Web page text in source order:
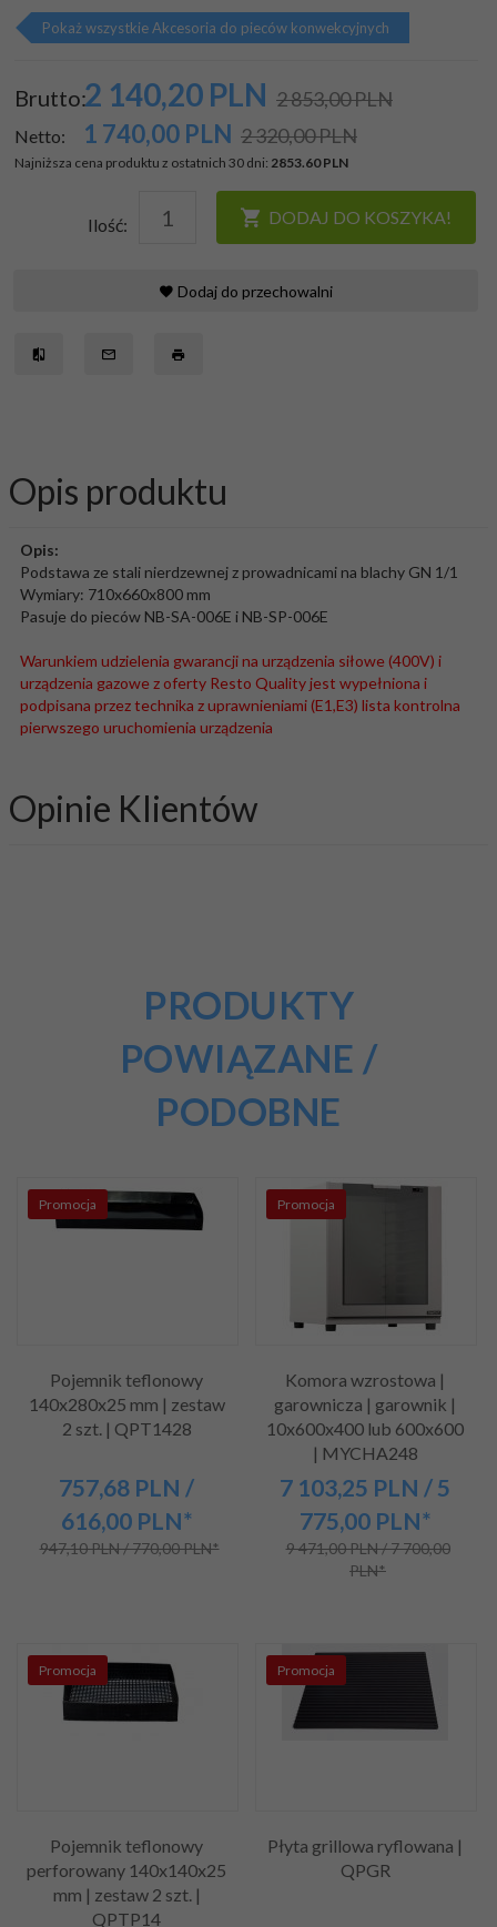
Pokaż wszystkie Akcesoria do pieców konwekcyjnych
Brutto:2 140,20 PLN 2 853,00 PLN
Netto: 1 740,00 PLN 2 320,00 PLN
Najniższa cena produktu z ostatnich 30 dni: 2853.60 PLN
Ilość: DODAJ DO KOSZYKA!
Dodaj do przechowalni
Opis produktu
Opis:
Podstawa ze stali nierdzewnej z prowadnicami na blachy GN 1/1
Wymiary: 710x660x800 mm
Pasuje do pieców NB-SA-006E i NB-SP-006E
Warunkiem udzielenia gwarancji na urządzenia siłowe (400V) i
urządzenia gazowe z oferty Resto Quality jest wypełniona i
podpisana przez technika z uprawnieniami (E1,E3) lista kontrolna
pierwszego uruchomienia urządzenia
Opinie Klientów
PRODUKTY
POWIĄZANE /
PODOBNE
Promocja
Pojemnik teflonowy
140x280x25 mm | zestaw
2 szt. | QPT1428
757,68 PLN /
616,00 PLN*
947,10 PLN / 770,00 PLN*
Promocja
Komora wzrostowa |
garownicza | garownik |
10x600x400 lub 600x600
| MYCHA248
7 103,25 PLN / 5
775,00 PLN*
9 471,00 PLN / 7 700,00
PLN*
Promocja
Pojemnik teflonowy
perforowany 140x140x25
mm | zestaw 2 szt. |
QPTP14
Promocja
Płyta grillowa ryflowana |
QPGR